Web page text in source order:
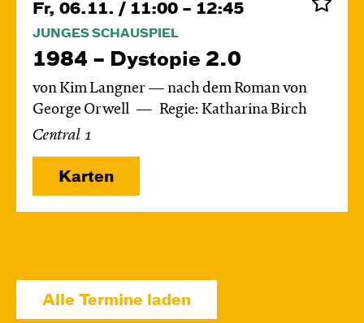
Fr, 06.11. / 11:00 – 12:45
JUNGES SCHAUSPIEL
1984 – Dystopie 2.0
von Kim Langner — nach dem Roman von
George Orwell
Regie: Katharina Birch
Central 1
Karten
JUNGES SCHAUSPIEL
Das grüne König­reich
Alle Termine laden